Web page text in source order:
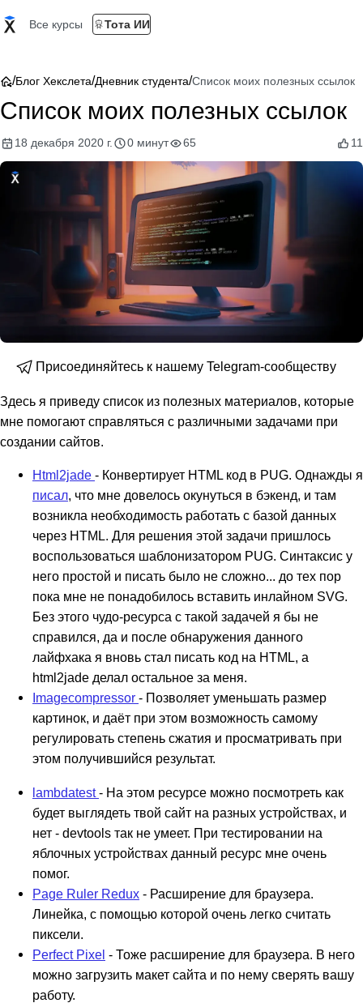
Все курсы Тота ИИ
/Блог Хекслета/Дневник студента/Список моих полезных ссылок
Список моих полезных ссылок
18 декабря 2020 г. 0 минут 65 11
Присоединяйтесь к нашему Telegram-сообществу
Здесь я приведу список из полезных материалов, которые
мне помогают справляться с различными задачами при
создании сайтов.
Html2jade - Конвертирует HTML код в PUG. Однажды я
писал, что мне довелось окунуться в бэкенд, и там
возникла необходимость работать с базой данных
через HTML. Для решения этой задачи пришлось
воспользоваться шаблонизатором PUG. Синтаксис у
него простой и писать было не сложно... до тех пор
пока мне не понадобилось вставить инлайном SVG.
Без этого чудо-ресурса с такой задачей я бы не
справился, да и после обнаружения данного
лайфхака я вновь стал писать код на HTML, а
html2jade делал остальное за меня.
Imagecompressor - Позволяет уменьшать размер
картинок, и даёт при этом возможность самому
регулировать степень сжатия и просматривать при
этом получившийся результат.
lambdatest- На этом ресурсе можно посмотреть как
будет выглядеть твой сайт на разных устройствах, и
нет - devtools так не умеет. При тестировании на
яблочных устройствах данный ресурс мне очень
помог.
Page Ruler Redux - Расширение для браузера.
Линейка, с помощью которой очень легко считать
пиксели.
Perfect Pixel - Тоже расширение для браузера. В него
можно загрузить макет сайта и по нему сверять вашу
работу.